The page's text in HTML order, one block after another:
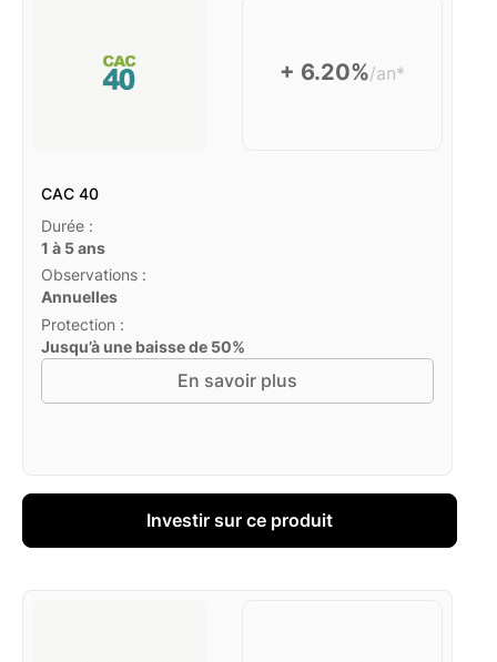
+ 6.20%/an*
CAC 40
Durée :
1 à 5 ans
Observations :
Annuelles
Protection :
Jusqu’à une baisse de 50%
En savoir plus
Investir sur ce produit